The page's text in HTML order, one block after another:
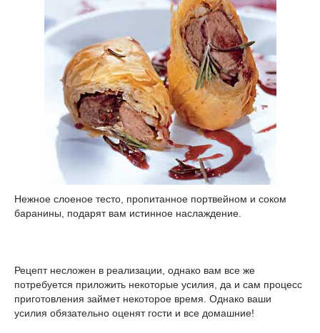
Нежное слоеное тесто, пропитанное портвейном и соком
баранины, подарят вам истинное наслаждение.
Рецепт несложен в реализации, однако вам все же
потребуется приложить некоторые усилия, да и сам процесс
приготовления займет некоторое время. Однако ваши
усилия обязательно оценят гости и все домашние!